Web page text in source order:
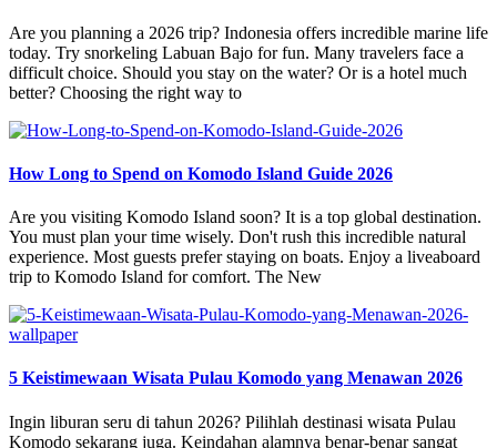
Are you planning a 2026 trip? Indonesia offers incredible marine life
today. Try snorkeling Labuan Bajo for fun. Many travelers face a
difficult choice. Should you stay on the water? Or is a hotel much
better? Choosing the right way to
How Long to Spend on Komodo Island Guide 2026
Are you visiting Komodo Island soon? It is a top global destination.
You must plan your time wisely. Don't rush this incredible natural
experience. Most guests prefer staying on boats. Enjoy a liveaboard
trip to Komodo Island for comfort. The New
5 Keistimewaan Wisata Pulau Komodo yang Menawan 2026
Ingin liburan seru di tahun 2026? Pilihlah destinasi wisata Pulau
Komodo sekarang juga. Keindahan alamnya benar-benar sangat